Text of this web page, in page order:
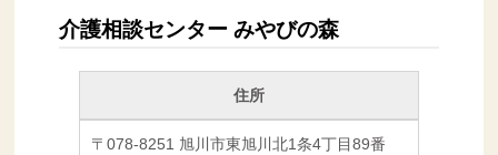
介護相談センター みやびの森
住所
〒078‐8251 旭川市東旭川北1条4丁目89番